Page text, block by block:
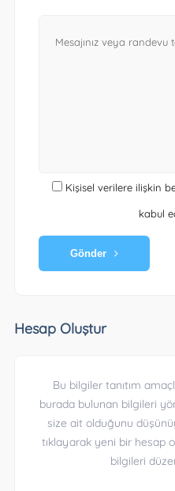
Kişisel verilere ilişkin
kabul
Gönder
Hesap Oluştur
Bu bilgiler tanıtım
burada bulunan bilgileri
size ait olduğunu
tıklayarak yeni bir hesap
bilgileri